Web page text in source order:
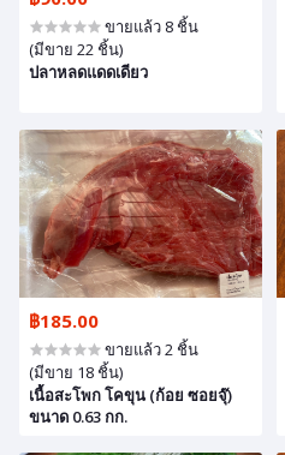
ขายแล้ว 8 ชิ้น
(มีขาย 22 ชิ้น)
ปลาหลดแดดเดียว
฿185.00
ขายแล้ว 2 ชิ้น
(มีขาย 18 ชิ้น)
เนื้อสะโพก โคขุน (ก้อย ซอยจุ๊)
ขนาด 0.63 กก.